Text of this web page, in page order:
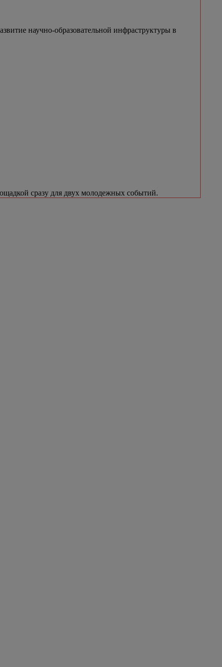
научно-образовательной инфраструктуры в
сразу для двух молодежных событий.